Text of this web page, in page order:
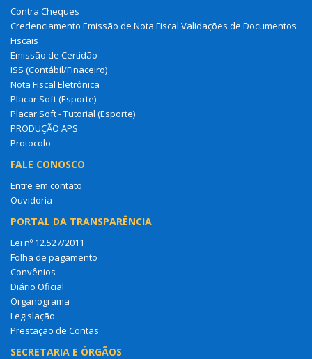
Contra Cheques
Credenciamento Emissão de Nota Fiscal Validações de Documentos
Fiscais
Emissão de Certidão
ISS (Contábil/Finaceiro)
Nota Fiscal Eletrônica
Placar Soft (Esporte)
Placar Soft - Tutorial (Esporte)
PRODUÇÃO APS
Protocolo
FALE CONOSCO
Entre em contato
Ouvidoria
PORTAL DA TRANSPARÊNCIA
Lei nº 12.527/2011
Folha de pagamento
Convênios
Diário Oficial
Organograma
Legislação
Prestação de Contas
SECRETARIA E ÓRGÃOS